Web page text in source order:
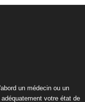
un médecin ou un
votre état de